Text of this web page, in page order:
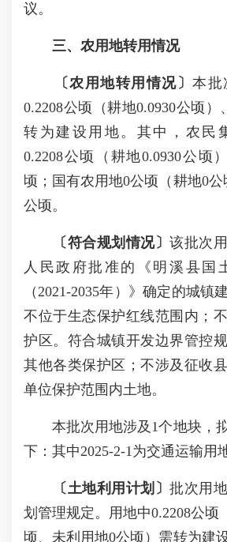
议。
三、农用地转用情况
〔农用地转用情况〕本批
0.2208公顷（耕地0.0930公顷
转为建设用地。其中，农民
0.2208公顷（耕地0.0930公顷
顷；国有农用地0公顷（耕地0
公顷。
〔符合规划情况〕 该批次
人民政府批准的《明溪县国
（2021-2035年）》确定的城镇
不位于生态保护红线范围内；
护区。符合城镇开发边界管控
其他各类保护区；不涉及征收
单位保护范围内土地。
本批次用地涉及1个地块，
下：其中2025-2-1为交通运输用
〔土地利用计划〕 批次用
划管理规定。用地中0.2208公顷
顷、未利用地0公顷）需转为建